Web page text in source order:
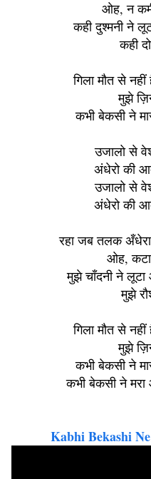
ओह, न
कही दुश्मनी ने
कही
गिला मौत से
मुझे
कभी बेकसी ने
उजालो से
अंधेरो की
उजालो से
अंधेरो की
रहा जब तलक
ओह,
मुझे चाँदनी ने
मुझे
गिला मौत से
मुझे
कभी बेकसी ने
कभी बेकसी ने मरा
Kabhi Bekashi